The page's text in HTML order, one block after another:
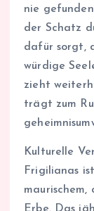
nie
der Schatz
dafür sorgt,
würdige
zieht
trägt zum
Kulturelle
Frigilianas
maurischem,